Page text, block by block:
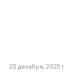
23 декабря, 2025 г.